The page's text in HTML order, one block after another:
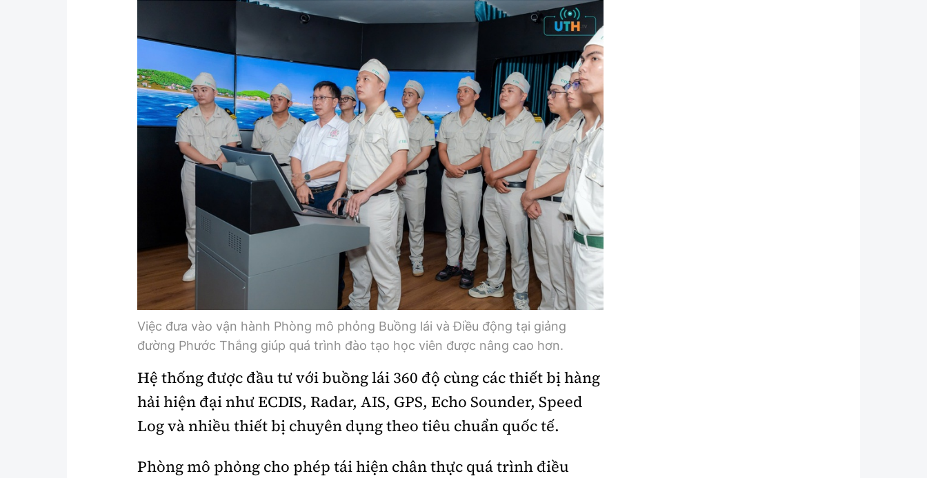
Việc đưa vào vận hành Phòng mô phỏng Buồng lái và Điều động tại giảng
đường Phước Thắng giúp quá trình đào tạo học viên được nâng cao hơn.
Hệ thống được đầu tư với buồng lái 360 độ cùng các thiết bị hàng
hải hiện đại như ECDIS, Radar, AIS, GPS, Echo Sounder, Speed
Log và nhiều thiết bị chuyên dụng theo tiêu chuẩn quốc tế.
Phòng mô phỏng cho phép tái hiện chân thực quá trình điều